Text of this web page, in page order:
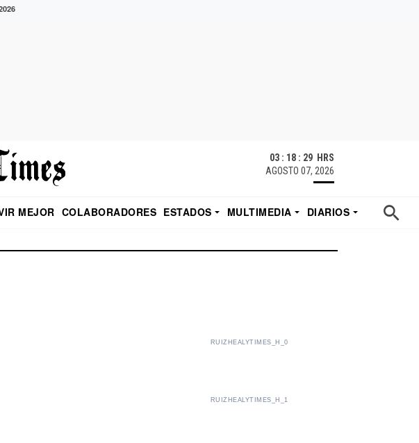
03 : 18 : 29 HRS
AGOSTO 07, 2026
MEJOR COLABORADORES ESTADOS MULTIMEDIA
DIARIOS
RUIZHEALYTIMES_H_0
RUIZHEALYTIMES_H_1